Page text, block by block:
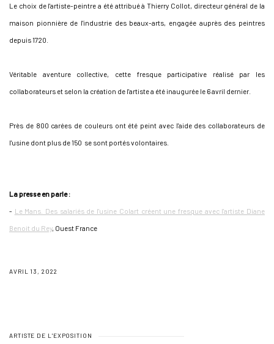
Le choix de l'artiste-peintre a été attribué à Thierry Collot, directeur général de la
maison pionnière de l'industrie des beaux-arts, engagée auprès des peintres
depuis 1720.
Véritable aventure collective, cette fresque participative réalisé par les
collaborateurs et selon la création de l'artiste a été inaugurée le 6 avril dernier.
Près de 800 carées de couleurs ont été peint avec l'aide des collaborateurs de
l'usine dont plus de 150 se sont portés volontaires.
La presse en parle :
- Le Mans. Des salariés de l'usine Colart créent une fresque avec l'artiste Diane
Benoit du Rey, Ouest France
AVRIL 13, 2022
ARTISTE DE L'EXPOSITION